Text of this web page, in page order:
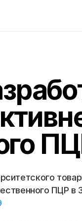
ПЦР в